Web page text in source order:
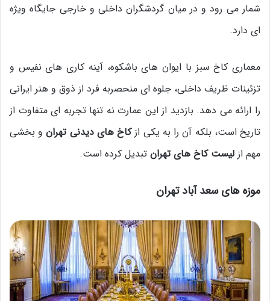
شمار می رود و در میان گردشگران داخلی و خارجی جایگاه ویژه
ای دارد.
معماری کاخ سبز با ایوان های باشکوه، آینه کاری های نفیس و
تزئینات ظریف داخلی، جلوه ای منحصربه فرد از ذوق و هنر ایرانی
را ارائه می دهد. بازدید از این عمارت نه تنها تجربه ای متفاوت از
تاریخ است، بلکه آن را به یکی ازکاخ های دیدنی تهرانو بخشی
مهم از لیست کاخ های تهران تبدیل کرده است.
موزه‌ های سعد آباد تهران